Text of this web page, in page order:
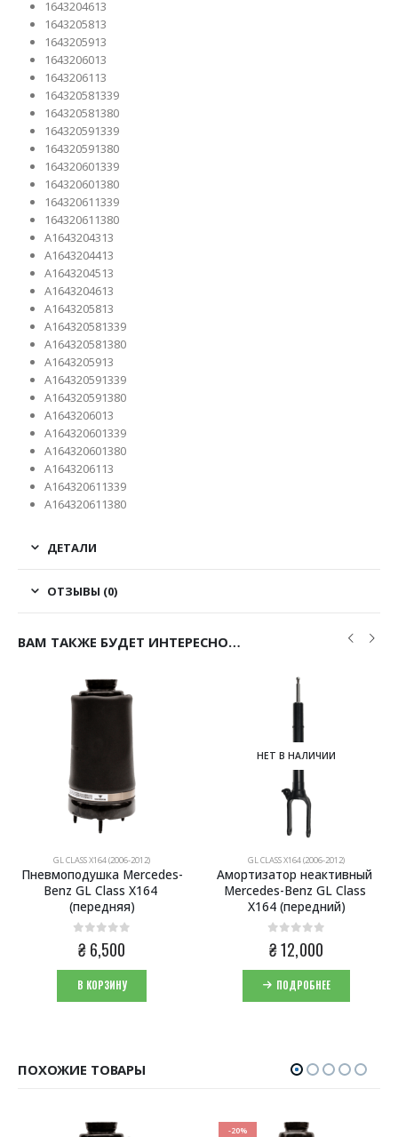
1643204613
1643205813
1643205913
1643206013
1643206113
164320581339
164320581380
164320591339
164320591380
164320601339
164320601380
164320611339
164320611380
A1643204313
A1643204413
A1643204513
A1643204613
A1643205813
A164320581339
A164320581380
A1643205913
A164320591339
A164320591380
A1643206013
A164320601339
A164320601380
A1643206113
A164320611339
A164320611380
ДЕТАЛИ
ОТЗЫВЫ (0)
ВАМ ТАКЖЕ БУДЕТ ИНТЕРЕСНО…
GL CLASS X164 (2006-2012)
Пневмоподушка Mercedes-
Benz GL Class X164
(передняя)
₴6,500
В КОРЗИНУ
НЕТ В НАЛИЧИИ
GL CLASS X164 (2006-2012)
Амортизатор неактивный
Mercedes-Benz GL Class
X164 (передний)
₴12,000
ПОДРОБНЕЕ
ПОХОЖИЕ ТОВАРЫ
-20%